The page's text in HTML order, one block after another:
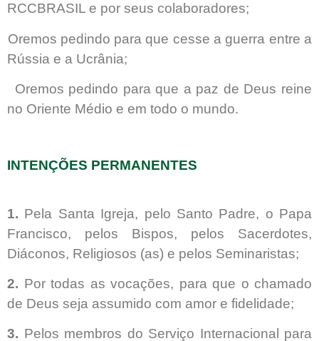
RCCBRASIL e por seus colaboradores;
Oremos pedindo para que cesse a guerra entre a
Rússia e a Ucrânia;
Oremos pedindo para que a paz de Deus reine
no Oriente Médio e em todo o mundo.
INTENÇÕES PERMANENTES
1. Pela Santa Igreja, pelo Santo Padre, o Papa
Francisco, pelos Bispos, pelos Sacerdotes,
Diáconos, Religiosos (as) e pelos Seminaristas;
2. Por todas as vocações, para que o chamado
de Deus seja assumido com amor e fidelidade;
3. Pelos membros do Serviço Internacional para